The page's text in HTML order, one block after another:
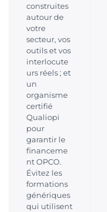
construites
autour de
votre
secteur, vos
outils et vos
interlocute
urs réels ; et
un
organisme
certifié
Qualiopi
pour
garantir le
financeme
nt OPCO.
Évitez les
formations
génériques
qui utilisent